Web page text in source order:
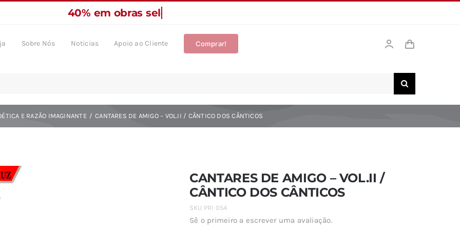
Sobre Nós Noticias Apoio ao Cliente Comprar!
E RAZÃO IMAGINANTE CANTARES DE AMIGO – VOL.II / CÂNTICO DOS CÂNTICOS
CANTARES DE AMIGO – VOL.II /
CÂNTICO DOS CÂNTICOS
SKU PRI 054
Sê o primeiro a escrever uma avaliação.